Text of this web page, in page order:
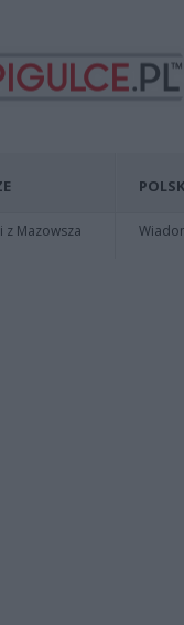
Mazowsza